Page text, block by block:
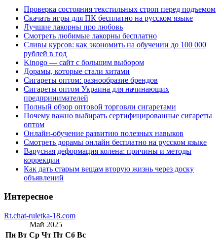
Проверка состояния текстильных строп перед подъемом
Скачать игры для ПК бесплатно на русском языке
Лучшие лакорны про любовь
Смотреть любимые лакорны бесплатно
Сливы курсов: как экономить на обучении до 100 000
рублей в год
Kinogo — сайт с большим выбором
Дорамы, которые стали хитами
Сигареты оптом: разнообразие брендов
Сигареты оптом Украина для начинающих
предпринимателей
Полный обзор оптовой торговли сигаретами
Почему важно выбирать сертифицированные сигареты
оптом
Онлайн-обучение развитию полезных навыков
Смотреть дорамы онлайн бесплатно на русском языке
Варусная деформация колена: причины и методы
коррекции
Как дать старым вещам вторую жизнь через доску
объявлений
Интересное
Rt.chat-ruletka-18.com
Май 2025
Пн Вт Ср Чт Пт Сб Вс